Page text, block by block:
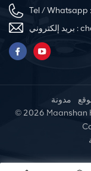
Tel / Whatsapp :
بريد إلكتروني :
مدونة
© 2026 Maanshan